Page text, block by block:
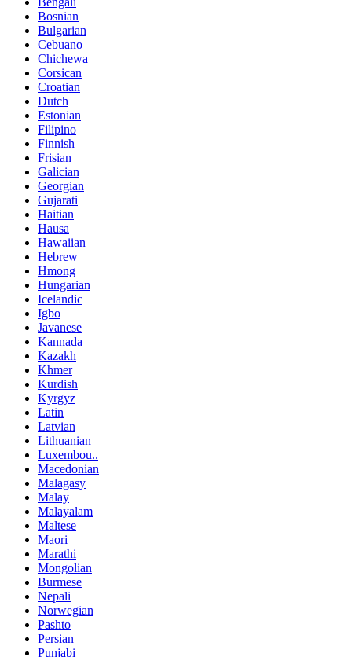
Bosnian
Bulgarian
Cebuano
Chichewa
Corsican
Croatian
Dutch
Estonian
Filipino
Finnish
Frisian
Galician
Georgian
Gujarati
Haitian
Hausa
Hawaiian
Hebrew
Hmong
Hungarian
Icelandic
Igbo
Javanese
Kannada
Kazakh
Khmer
Kurdish
Kyrgyz
Latin
Latvian
Lithuanian
Luxembou..
Macedonian
Malagasy
Malay
Malayalam
Maltese
Maori
Marathi
Mongolian
Burmese
Nepali
Norwegian
Pashto
Persian
Punjabi